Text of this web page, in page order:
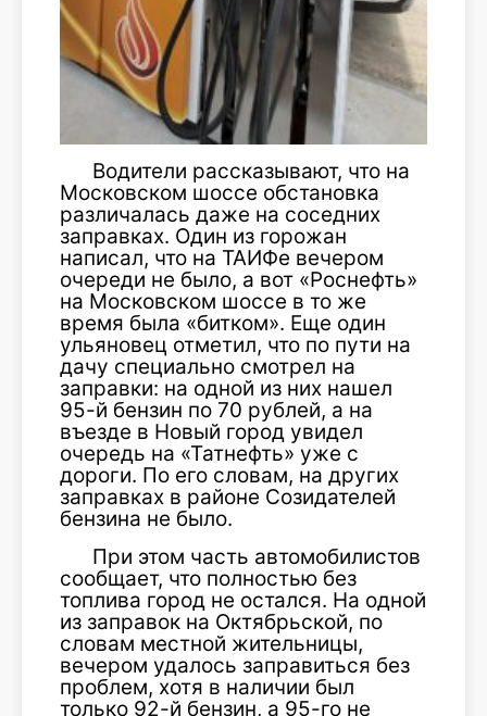
Водители рассказывают, что на
Московском шоссе обстановка
различалась даже на соседних
заправках. Один из горожан
написал, что на ТАИФе вечером
очереди не было, а вот «Роснефть»
на Московском шоссе в то же
время была «битком». Еще один
ульяновец отметил, что по пути на
дачу специально смотрел на
заправки: на одной из них нашел
95-й бензин по 70 рублей, а на
въезде в Новый город увидел
очередь на «Татнефть» уже с
дороги. По его словам, на других
заправках в районе Созидателей
бензина не было.
При этом часть автомобилистов
сообщает, что полностью без
топлива город не остался. На одной
из заправок на Октябрьской, по
словам местной жительницы,
вечером удалось заправиться без
проблем, хотя в наличии был
только 92-й бензин, а 95-го не